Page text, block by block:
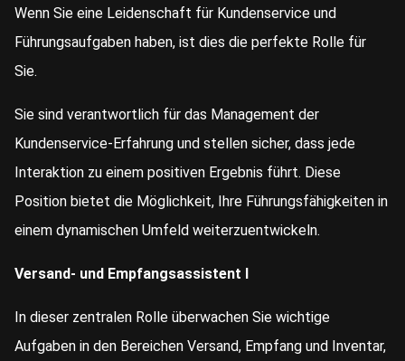
Wenn Sie eine Leidenschaft für Kundenservice und
Führungsaufgaben haben, ist dies die perfekte Rolle für
Sie.
Sie sind verantwortlich für das Management der
Kundenservice-Erfahrung und stellen sicher, dass jede
Interaktion zu einem positiven Ergebnis führt. Diese
Position bietet die Möglichkeit, Ihre Führungsfähigkeiten in
einem dynamischen Umfeld weiterzuentwickeln.
Versand- und Empfangsassistent I
In dieser zentralen Rolle überwachen Sie wichtige
Aufgaben in den Bereichen Versand, Empfang und Inventar,